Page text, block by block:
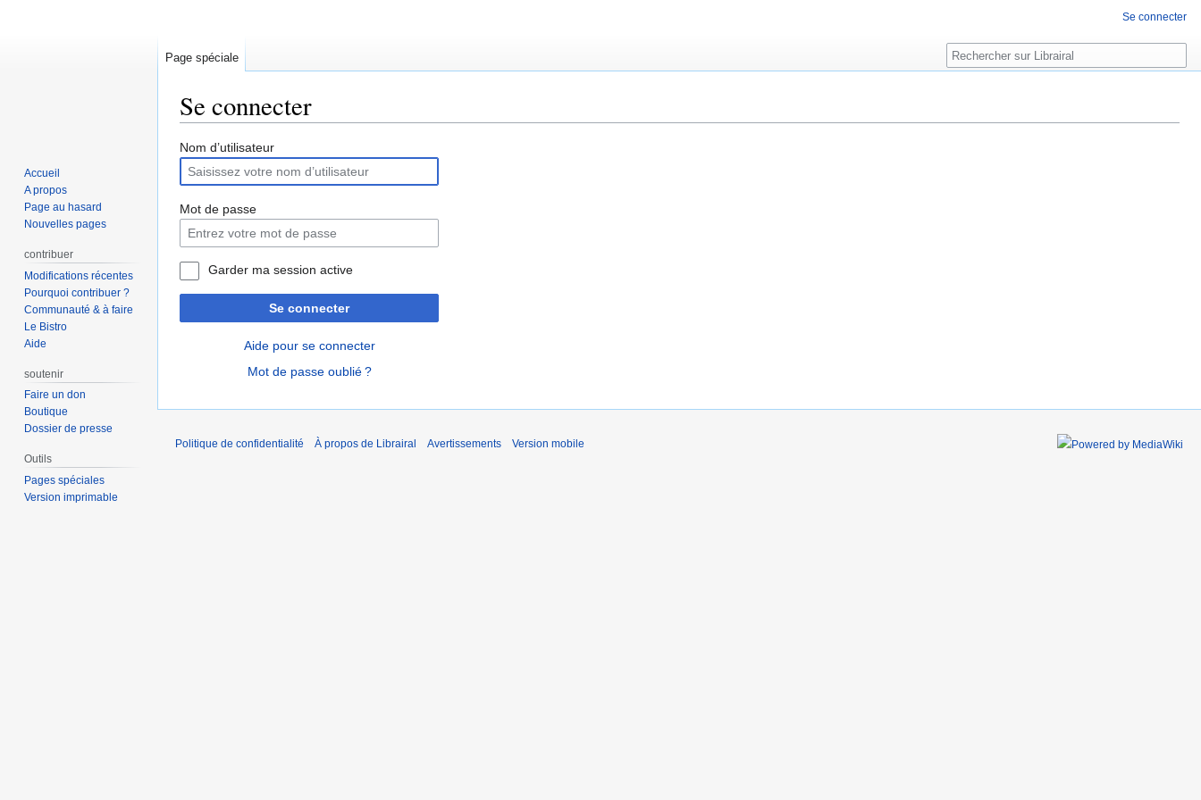
Se connecter
Aller
la
navigation
Aller
la
recherche
Nom d’utilisateur
Mot de passe
Garder ma session active
Se connecter
Aide pour se connecter
Mot de passe oublié ?
Se connecter
Page spéciale Rechercher
Accueil
A propos
Page au hasard
Nouvelles pages
contribuer
Modifications récentes
Pourquoi contribuer ?
Communauté & à faire
Le Bistro
Aide
soutenir
Faire un don
Boutique
Dossier de presse
Outils
Pages spéciales
Version imprimable
Politique de confidentialité À propos de Librairal Avertissements Version mobile